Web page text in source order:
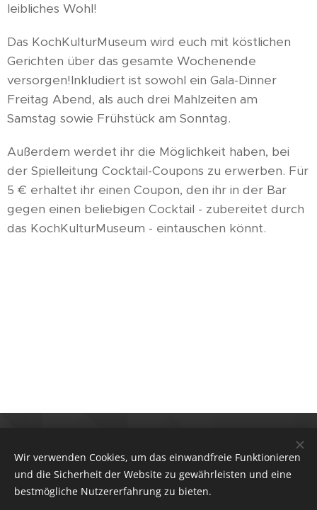
leibliches Wohl!
Das KochKulturMuseum wird euch mit köstlichen
Gerichten über das gesamte Wochenende
versorgen!Inkludiert ist sowohl ein Gala-Dinner
Freitag Abend, als auch drei Mahlzeiten am
Samstag sowie Frühstück am Sonntag.
Außerdem werdet ihr die Möglichkeit haben, bei
der Spielleitung Cocktail-Coupons zu erwerben. Für
5 € erhaltet ihr einen Coupon, den ihr in der Bar
gegen einen beliebigen Cocktail - zubereitet durch
das KochKulturMuseum - eintauschen könnt.
stammen von unseren großartigen Fotografen Förb
https://www.instagram.com/foerb.foto/ und Christina
Steininger (Wasteland Stories 4 - 2025)
https://www.instagram.com/chrisi.punk/
Wir verwenden Cookies, um das einwandfreie Funktionieren
und die Sicherheit der Website zu gewährleisten und eine
bestmögliche Nutzererfahrung zu bieten.